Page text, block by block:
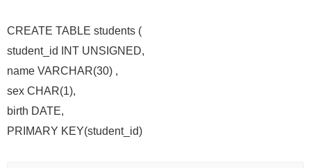
CREATE TABLE students (
student_id INT UNSIGNED,
name VARCHAR(30) ,
sex CHAR(1),
birth DATE,
PRIMARY KEY(student_id)